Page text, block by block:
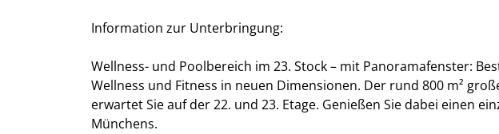
Information zur Unterbringung:
Wellness- und Poolbereich im 23. Stock – mit Panoramafenster:
Wellness und Fitness in neuen Dimensionen. Der rund 800 m²
erwartet Sie auf der 22. und 23. Etage. Genießen Sie dabei einen
Münchens.